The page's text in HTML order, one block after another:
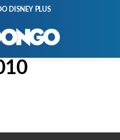
DISNEY PLUS